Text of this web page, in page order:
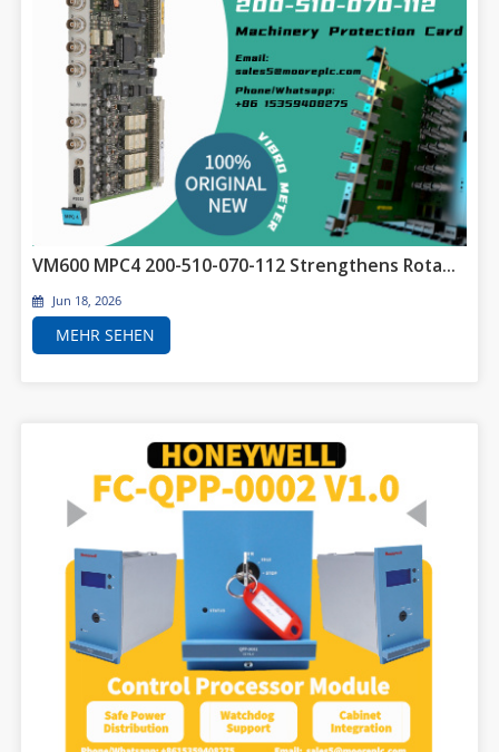
VM600 MPC4 200-510-070-112 Strengthens Rotating Machinery Protection in Critical Industrial Applications
Jun 18, 2026
MEHR SEHEN